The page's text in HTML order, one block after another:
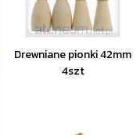
Drewniane pionki 42mm
4szt